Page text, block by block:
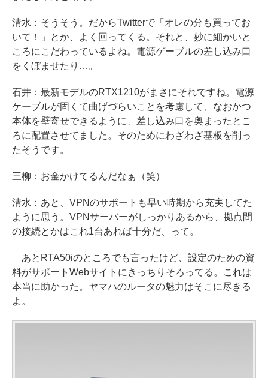
清水：そうそう。だからTwitterで「オレの分も買ってお
いて！」とか、よく回ってくる。それと、妙に細かいと
ころにこだわっているよね。電源ゲーブルの差し込み口
をくぼませたり…。
石井：最新モデルのRTX1210がまさにそれですね。電源
ケーブルが固くて曲げづらいことを考慮して、なおかつ
本体を壁寄せできるように、差し込み口を奥まったとこ
ろに配置させてました。そのためにわざわざ基板を削っ
たそうです。
三柳：お金かけてるんだなぁ（笑）
清水：あと、VPNのサポートも早い時期から充実してた
ように思う。VPNサーバーがしっかりあるから、拠点間
の接続とかはこれ1台あれば十分だ、って。
あとRTA50iのところでも言ったけど、設定のための資
料がサポートWebサイトにきっちりそろってる。これは
本当に助かった。ヤマハのルータの魅力はそこに尽きる
よ。